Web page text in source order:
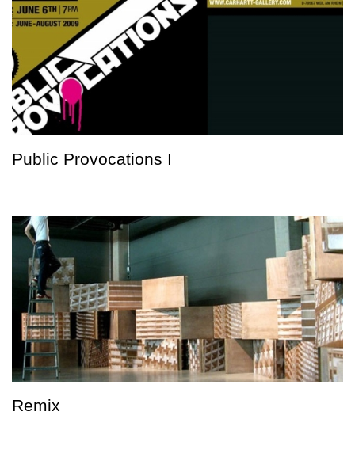
Public Provocations I
Remix